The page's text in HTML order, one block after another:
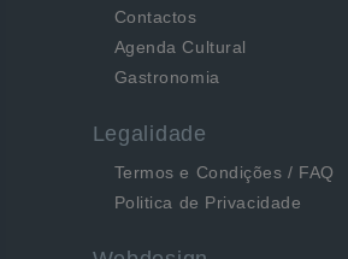
Contactos
Agenda Cultural
Gastronomia
Legalidade
Termos e Condições / FAQ
Politica de Privacidade